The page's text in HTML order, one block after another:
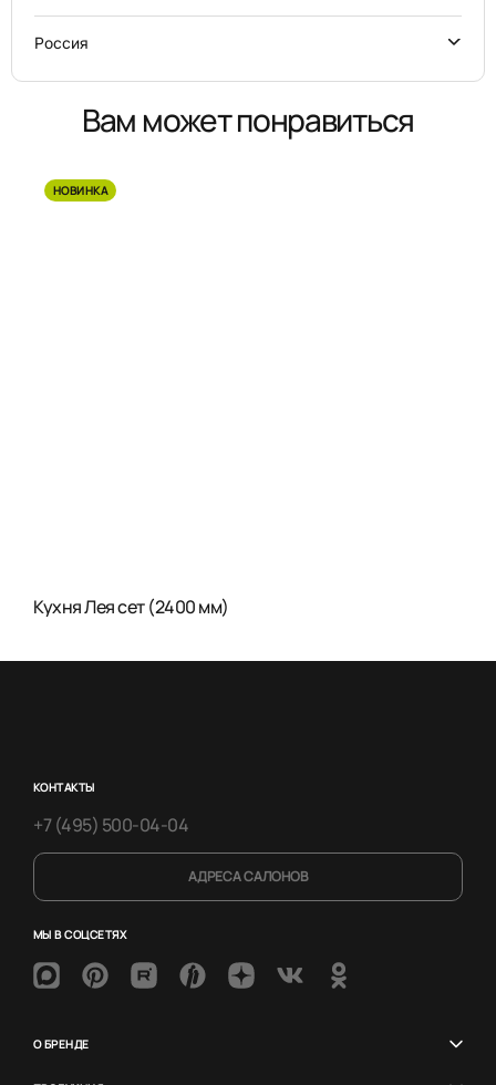
Россия
Вам может понравиться
НОВИНКА
Кухня Лея сет (2400 мм)
КОНТАКТЫ
+7 (495) 500-04-04
АДРЕСА САЛОНОВ
МЫ В СОЦСЕТЯХ
О БРЕНДЕ